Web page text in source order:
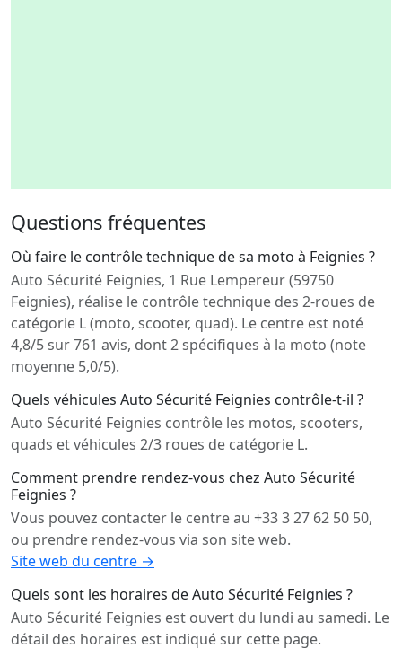
Questions fréquentes
Où faire le contrôle technique de sa moto à Feignies ?
Auto Sécurité Feignies, 1 Rue Lempereur (59750
Feignies), réalise le contrôle technique des 2-roues de
catégorie L (moto, scooter, quad). Le centre est noté
4,8/5 sur 761 avis, dont 2 spécifiques à la moto (note
moyenne 5,0/5).
Quels véhicules Auto Sécurité Feignies contrôle-t-il ?
Auto Sécurité Feignies contrôle les motos, scooters,
quads et véhicules 2/3 roues de catégorie L.
Comment prendre rendez-vous chez Auto Sécurité
Feignies ?
Vous pouvez contacter le centre au +33 3 27 62 50 50,
ou prendre rendez-vous via son site web.
Site web du centre →
Quels sont les horaires de Auto Sécurité Feignies ?
Auto Sécurité Feignies est ouvert du lundi au samedi. Le
détail des horaires est indiqué sur cette page.